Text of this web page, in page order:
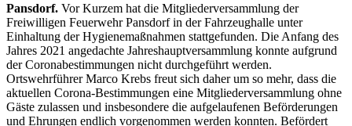
Pansdorf. Vor Kurzem hat die Mitgliederversammlung der
Freiwilligen Feuerwehr Pansdorf in der Fahrzeughalle unter
Einhaltung der Hygienemaßnahmen stattgefunden. Die Anfang des
Jahres 2021 angedachte Jahreshauptversammlung konnte aufgrund
der Coronabestimmungen nicht durchgeführt werden.
Ortswehrführer Marco Krebs freut sich daher um so mehr, dass die
aktuellen Corona-Bestimmungen eine Mitgliederversammlung ohne
Gäste zulassen und insbesondere die aufgelaufenen Beförderungen
und Ehrungen endlich vorgenommen werden konnten. Befördert